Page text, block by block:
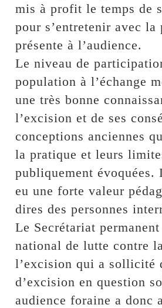
mis à profit le temps de
pour s’entretenir avec la
présente à l’audience.
Le niveau de
population à l’échange
une très bonne
l’excision et de ses
conceptions anciennes
la pratique et leurs
publiquement évoquées.
eu une forte valeur
dires des personnes
Le Secrétariat
national de lutte contre
l’excision qui a sollicité
d’excision en question
audience foraine a donc